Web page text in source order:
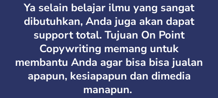
Ya selain belajar ilmu yang sangat
dibutuhkan, Anda juga akan dapat
support total. Tujuan On Point
Copywriting memang untuk
membantu Anda agar bisa bisa jualan
apapun, kesiapapun dan dimedia
manapun.